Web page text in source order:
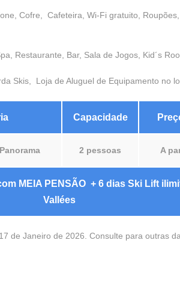
Cofre, Cafeteira, Wi-Fi gratuito, Roupões,
Restaurante, Bar, Sala de Jogos, Kid´s
Skis, Loja de Aluguel de Equipamento no
Capacidade
2 pessoas A
MEIA PENSÃO + 6 dias Ski Lift
Vallées
de Janeiro de 2026. Consulte para outras